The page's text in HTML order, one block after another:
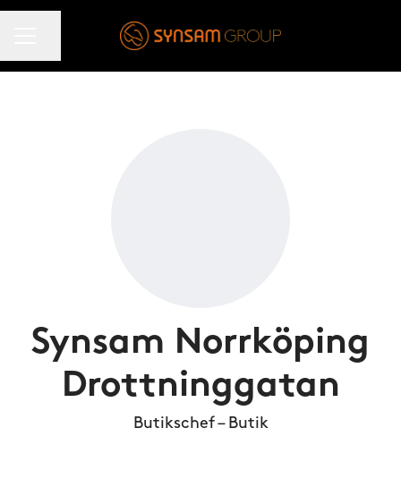
Synsam Norrköping
Drottninggatan
Butikschef – Butik